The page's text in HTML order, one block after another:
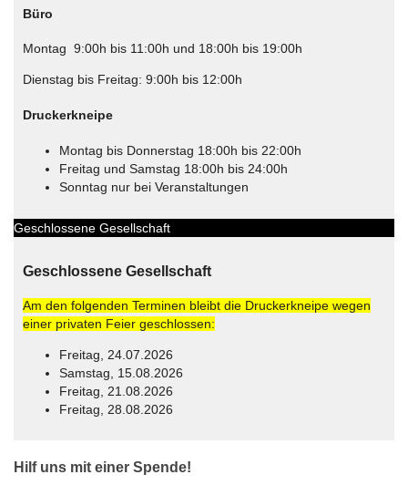
Büro
Montag 9:00h bis 11:00h und 18:00h bis 19:00h
Dienstag bis Freitag: 9:00h bis 12:00h
Druckerkneipe
Montag bis Donnerstag 18:00h bis 22:00h
Freitag und Samstag 18:00h bis 24:00h
Sonntag nur bei Veranstaltungen
Geschlossene Gesellschaft
Geschlossene Gesellschaft
Am den folgenden Terminen bleibt die Druckerkneipe wegen
einer privaten Feier geschlossen:
Freitag, 24.07.2026
Samstag, 15.08.2026
Freitag, 21.08.2026
Freitag, 28.08.2026
Hilf uns mit einer Spende!